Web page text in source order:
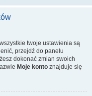
twoje ustawienia są
przejdź do panelu
dokonać zmian swoich
Moje konto znajduje się